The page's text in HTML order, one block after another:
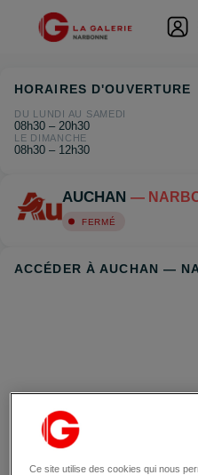
AUCHAN —
FERMÉ
ACCÉDER À AUCHAN —
HORAIRES D'OUVERTURE
DU LUNDI AU SAMEDI
08h30 – 20h30
LE DIMANCHE
08h30 – 12h30
Ce site utilise des cookies qui nous